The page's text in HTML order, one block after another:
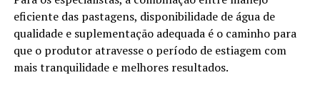
eficiente das pastagens, disponibilidade de água de
qualidade e suplementação adequada é o caminho para
que o produtor atravesse o período de estiagem com
mais tranquilidade e melhores resultados.